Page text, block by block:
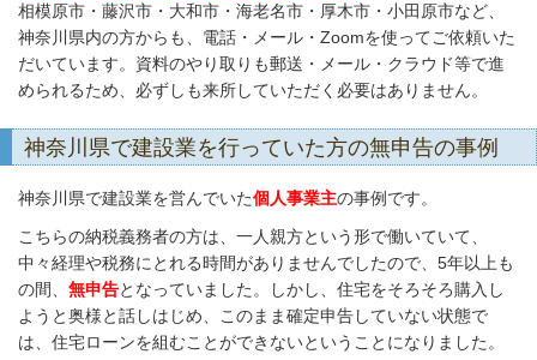
相模原市・藤沢市・大和市・海老名市・厚木市・小田原市など、
神奈川県内の方からも、電話・メール・Zoomを使ってご依頼いた
だいています。資料のやり取りも郵送・メール・クラウド等で進
められるため、必ずしも来所していただく必要はありません。
神奈川県で建設業を行っていた方の無申告の事例
神奈川県で建設業を営んでいた個人事業主の事例です。
こちらの納税義務者の方は、一人親方という形で働いていて、
中々経理や税務にとれる時間がありませんでしたので、5年以上も
の間、 無申告となっていました。しかし、住宅をそろそろ購入し
ようと奥様と話しはじめ、このまま確定申告していない状態で
は、住宅ローンを組むことができないということになりました。